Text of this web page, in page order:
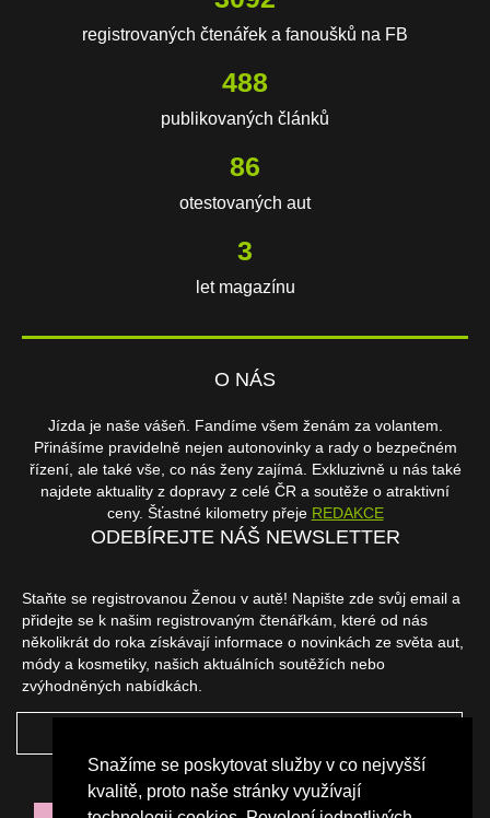
Snažíme se poskytovat služby v co nejvyšší
kvalitě, proto naše stránky využívají
registrovaných čtenářek a fanoušků na FB
937
publikovaných článků
165
otestovaných aut
5
let magazínu
O NÁS
Jízda je naše vášeň. Fandíme všem ženám za volantem.
Přinášíme pravidelně nejen autonovinky a rady o bezpečném
řízení, ale také vše, co nás ženy zajímá. Exkluzivně u nás také
najdete aktuality z dopravy z celé ČR a soutěže o atraktivní
ceny. Šťastné kilometry přeje REDAKCE
ODEBÍREJTE NÁŠ NEWSLETTER
Staňte se registrovanou Ženou v autě! Napište zde svůj email a
přidejte se k našim registrovaným čtenářkám, které od nás
několikrát do roka získávají informace o novinkách ze světa aut,
módy a kosmetiky, našich aktuálních soutěžích nebo
zvýhodněných nabídkách.
NAŠI PARTNEŘI